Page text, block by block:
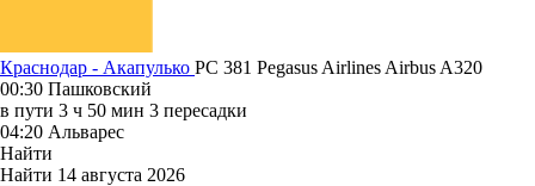
Краснодар - Акапулько PC 381 Pegasus Airlines Airbus A320
00:30 Пашковский
в пути 3 ч 50 мин 3 пересадки
04:20 Альварес
Найти
Найти 14 августа 2026